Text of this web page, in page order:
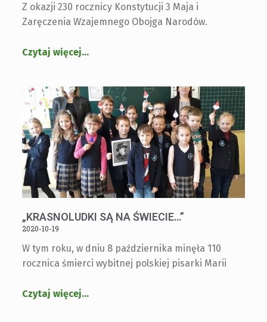
Z okazji 230 rocznicy Konstytucji 3 Maja i
Zaręczenia Wzajemnego Obojga Narodów.
Czytaj więcej…
„KRASNOLUDKI SĄ NA ŚWIECIE…”
2020-10-19
W tym roku, w dniu 8 października minęła 110
rocznica śmierci wybitnej polskiej pisarki Marii
Czytaj więcej…